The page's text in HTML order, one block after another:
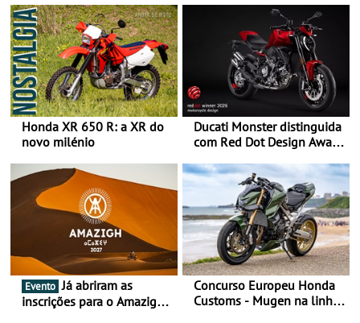
Honda XR 650 R: a XR do
novo milénio
Ducati Monster distinguida
com Red Dot Design Award
Evento Já abriram as
inscrições para o Amazigh
Concurso Europeu Honda
Customs - Mugen na linha